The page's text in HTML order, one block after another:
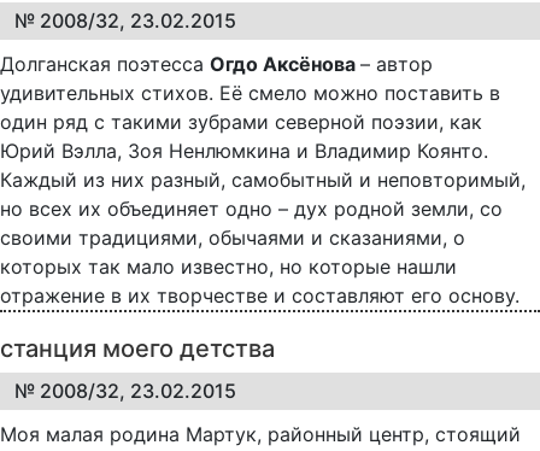
№ 2008/32, 23.02.2015
Долганская поэтесса Огдо Аксёнова – автор
удивительных стихов. Её смело можно поставить в
один ряд с такими зубрами северной поэзии, как
Юрий Вэлла, Зоя Ненлюмкина и Владимир Коянто.
Каждый из них разный, самобытный и неповторимый,
но всех их объединяет одно – дух родной земли, со
своими традициями, обычаями и сказаниями, о
которых так мало известно, но которые нашли
отражение в их творчестве и составляют его основу.
станция моего детства
№ 2008/32, 23.02.2015
Моя малая родина Мартук, районный центр, стоящий